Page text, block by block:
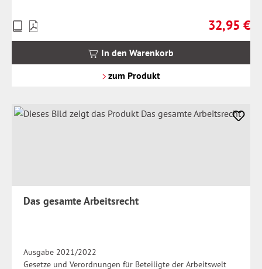
Regulärer
32,95 €
Preise
inkl.
In den Warenkorb
zum Produkt
Das gesamte Arbeitsrecht
Ausgabe 2021/2022
Gesetze und Verordnungen für Beteiligte der Arbeitswelt